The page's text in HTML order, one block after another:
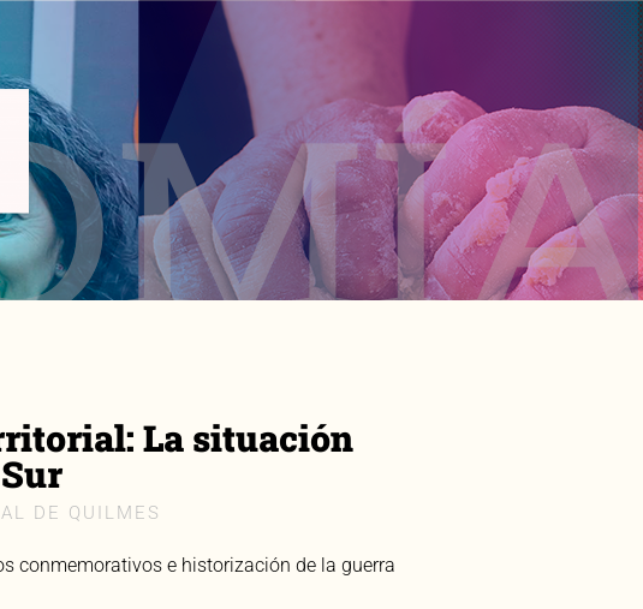
La situación
DE QUILMES
conmemorativos e historización de la guerra